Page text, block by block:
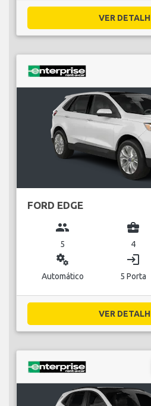
VER
FORD EDGE
group
5
business_center
4
miscellaneous_services
Automático
login
5 Porta
VER